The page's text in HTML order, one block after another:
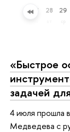
27 28 29
«Быстрое
задачей
4 июля прошла
Медведева с